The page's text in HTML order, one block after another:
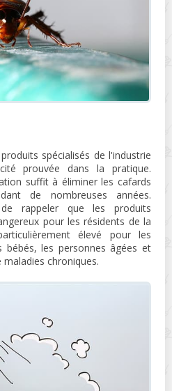
spécialisés de l'industrie
prouvée dans la pratique.
suffit à éliminer les cafards
de nombreuses années.
rappeler que les produits
pour les résidents de la
élevé pour les
bébés, les personnes âgées et
chroniques.